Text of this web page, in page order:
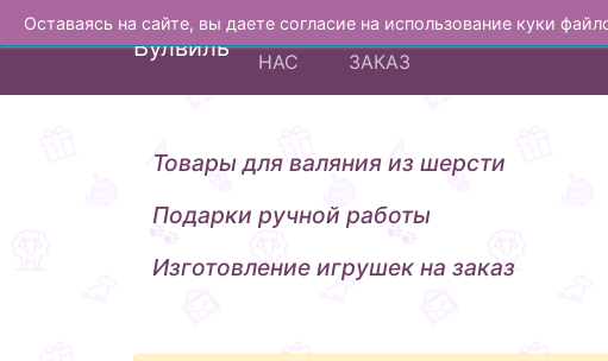
Оставаясь на сайте, вы даете согласие на использование куки
Вулвиль
О
НАС
ИЗГОТОВЛЕНИЕ НА
ЗАКАЗ
Товары для валяния из шерсти
Подарки ручной работы
Изготовление игрушек на заказ